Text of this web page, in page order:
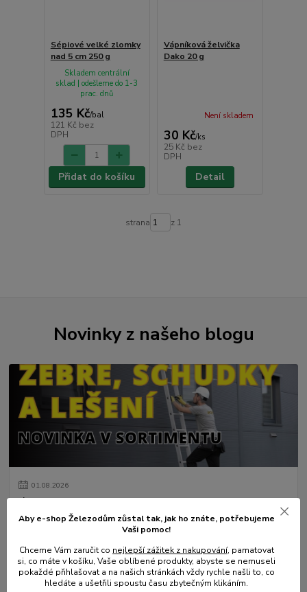
Sépiové velké zlomky
nad 5 cm 250 g
135 Kč/bal
121 Kč bez
DPH
Skladem centrální
sklad | odešleme do 1-3
prac. dnů
Přidat do košíku
Vápníková želvička
Dako 20 g
30 Kč/ks
25 Kč bez
DPH
Není skladem
Detail
strana z 1
Novinky z našeho blogu
01.08.2026
lešení.
Aby e-shop Železodům zůstal tak, jak ho znáte, potřebujeme
Vaši pomoc!
Chceme Vám zaručit co nejlepší zážitek z nakupování, pamatovat
si, co máte v košíku, Vaše oblíbené produkty, abyste se nemuseli
pokaždé přihlašovat a na našich stránkách vždy rychle našli to, co
hledáte a ušetřili spoustu času zbytečným klikáním.